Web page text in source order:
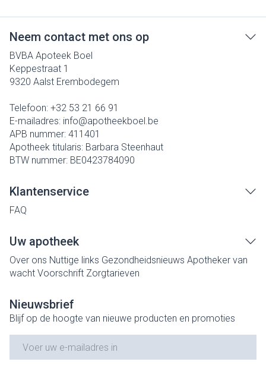
Neem contact met ons op
BVBA Apoteek Boel
Keppestraat 1
9320 Aalst Erembodegem
Telefoon: +32 53 21 66 91
E-mailadres: info@apotheekboel.be
APB nummer: 411401
Apotheek titularis: Barbara Steenhaut
BTW nummer: BE0423784090
Klantenservice
FAQ
Uw apotheek
Over ons Nuttige links Gezondheidsnieuws Apotheker van
wacht Voorschrift Zorgtarieven
Nieuwsbrief
Blijf op de hoogte van nieuwe producten en promoties